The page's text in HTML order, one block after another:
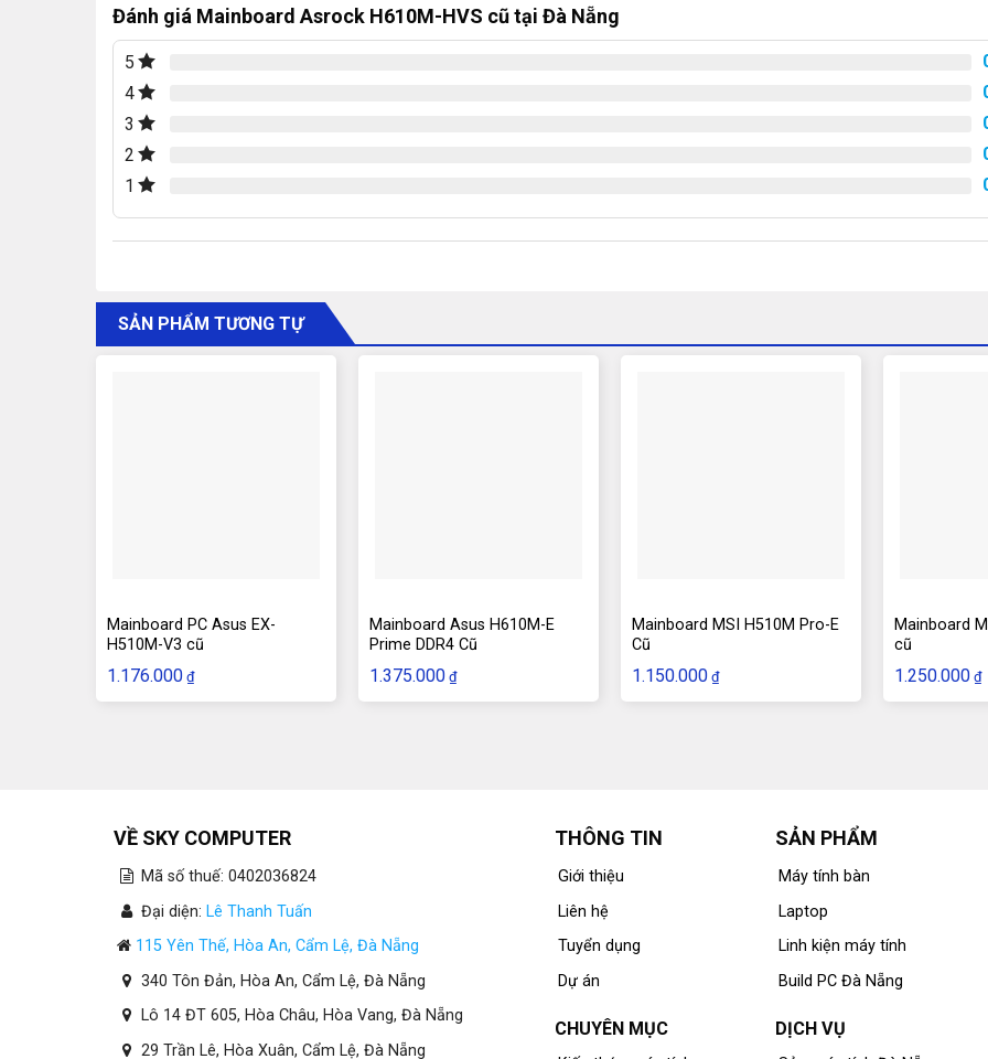
Đánh giá Mainboard Asrock H610M-HVS cũ tại Đà Nẵng
5
4
3
2
1
SẢN PHẨM TƯƠNG TỰ
Mainboard PC Asus EX-
H510M-V3 cũ
1.176.000 ₫
Mainboard Asus H610M-E
Prime DDR4 Cũ
1.375.000 ₫
Mainboard MSI H510M Pro-E
Cũ
1.150.000 ₫
Mainboard
cũ
1.250.000 ₫
VỀ SKY COMPUTER
Mã số thuế: 0402036824
Đại diện: Lê Thanh Tuấn
115 Yên Thế, Hòa An, Cẩm Lệ, Đà Nẵng
340 Tôn Đản, Hòa An, Cẩm Lệ, Đà Nẵng
Lô 14 ĐT 605, Hòa Châu, Hòa Vang, Đà Nẵng
29 Trần Lê, Hòa Xuân, Cẩm Lệ, Đà Nẵng
THÔNG TIN
Giới thiệu
Liên hệ
Tuyển dụng
Dự án
CHUYÊN MỤC
SẢN PHẨM
Máy tính bàn
Laptop
Linh kiện máy tính
Build PC Đà Nẵng
DỊCH VỤ